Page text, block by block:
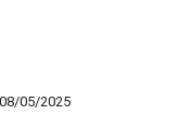
05/2025